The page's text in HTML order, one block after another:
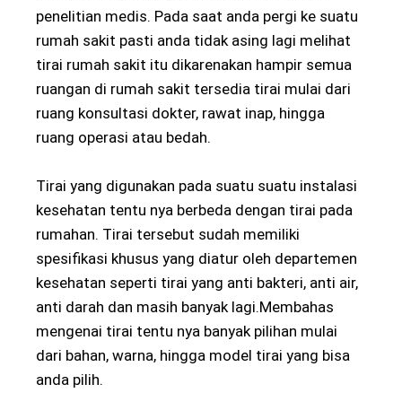
penelitian medis. Pada saat anda pergi ke suatu
rumah sakit pasti anda tidak asing lagi melihat
tirai rumah sakit itu dikarenakan hampir semua
ruangan di rumah sakit tersedia tirai mulai dari
ruang konsultasi dokter, rawat inap, hingga
ruang operasi atau bedah.
Tirai yang digunakan pada suatu suatu instalasi
kesehatan tentu nya berbeda dengan tirai pada
rumahan. Tirai tersebut sudah memiliki
spesifikasi khusus yang diatur oleh departemen
kesehatan seperti tirai yang anti bakteri, anti air,
anti darah dan masih banyak lagi.Membahas
mengenai tirai tentu nya banyak pilihan mulai
dari bahan, warna, hingga model tirai yang bisa
anda pilih.